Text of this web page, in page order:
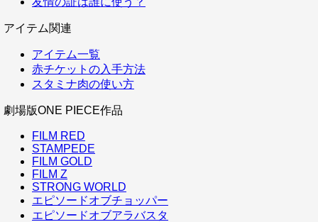
アイテム関連
アイテム一覧
赤チケットの入手方法
スタミナ肉の使い方
劇場版ONE PIECE作品
FILM RED
STAMPEDE
FILM GOLD
FILM Z
STRONG WORLD
エピソードオブチョッパー
エピソードオブアラバスタ